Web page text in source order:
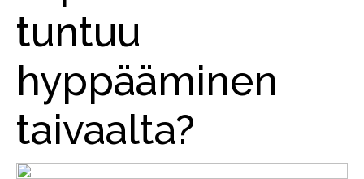
tuntuu
hyppääminen
taivaalta?